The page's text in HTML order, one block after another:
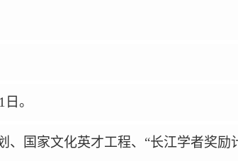
日。
、国家文化英才工程、 “长江学者奖励